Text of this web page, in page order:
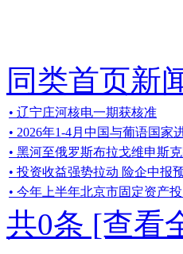
同类首页新
• 辽宁庄河核电一期获核准
• 2026年1-4月中国与葡语国家
• 黑河至俄罗斯布拉戈维申斯
• 投资收益强势拉动 险企中报
• 今年上半年北京市固定资产
共0条 [查看